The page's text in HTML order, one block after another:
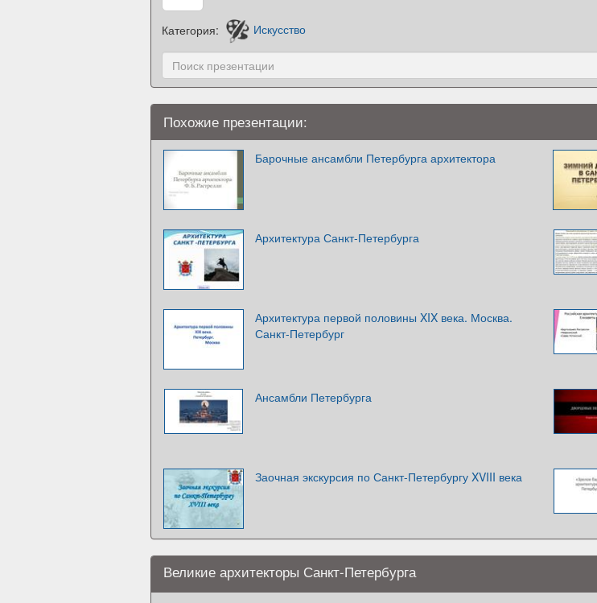
Категория: Искусство
Похожие презентации:
Барочные ансамбли Петербурга архитектора
Архитектура Санкт-Петербурга
Архитектура первой половины XIX века. Москва.
Санкт-Петербург
Ансамбли Петербурга
Заочная экскурсия по Санкт-Петербургу XVIII века
Великие архитекторы Санкт-Петербурга